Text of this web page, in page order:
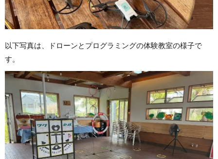
以下写真は、ドローンとプログラミングの体験教室の様子で
す。